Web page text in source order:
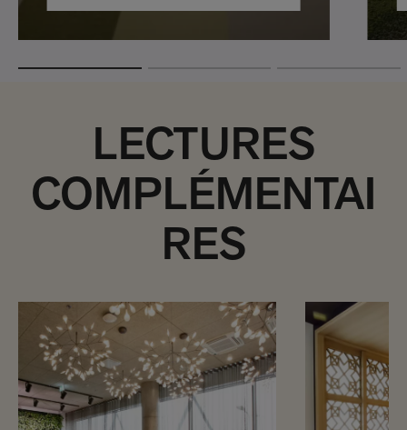
LECTURES
COMPLÉMENTAI
RES